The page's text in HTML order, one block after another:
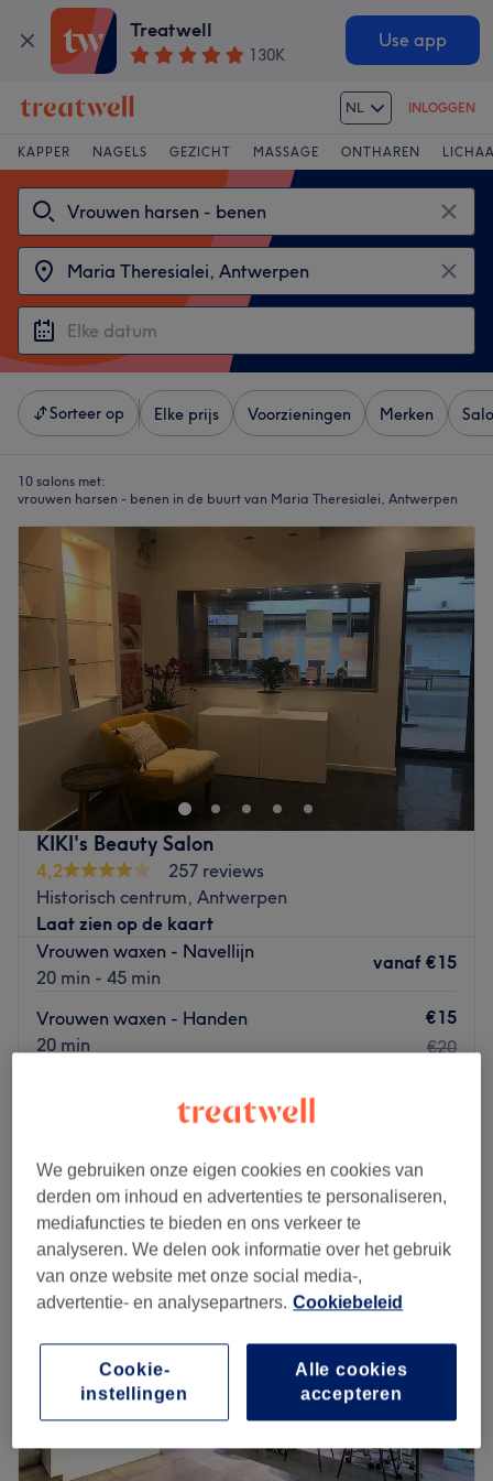
Treatwell
130K
Use app
NL INLOGGEN
KAPPER NAGELS GEZICHT MASSAGE ONTHAREN
Sorteer op Elke prijs Voorzieningen Merken
10 salons met:
vrouwen harsen - benen in de buurt van Maria Theresialei, Antwerpen
KIKI's Beauty Salon
4,2
257 reviews
Historisch centrum, Antwerpen
Laat zien op de kaart
Vrouwen waxen - Navellijn
20 min - 45 min
vanaf €15
Vrouwen waxen - Handen
20 min
€15
€20
Maandag 10:00–18:00
Dinsdag
10:00
Woensdag
10:00–18:00
Donderdag
10:00
Vrijdag
10:00–18:00
Zondag
11:00–18:00
KIKI's Beauty Salon in Antwerpen combineert en gebruikt
schoonheidsindustrie, en is bovendien erg goed in de
We gebruiken onze eigen cookies en cookies van
derden om inhoud en advertenties te personaliseren,
mediafuncties te bieden en ons verkeer te
analyseren. We delen ook informatie over het gebruik
van onze website met onze social media-,
advertentie- en analysepartners. Cookiebeleid
Alle cookies
accepteren
Cookie-
instellingen